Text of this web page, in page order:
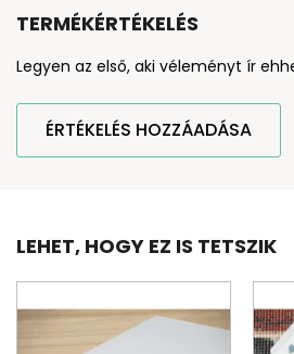
TERMÉKÉRTÉKELÉS
Legyen az első, aki véleményt ír
ÉRTÉKELÉS HOZZÁADÁSA
LEHET, HOGY EZ IS TETSZIK